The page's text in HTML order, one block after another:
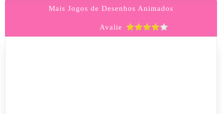
Mais Jogos de Desenhos Animados
Avalie